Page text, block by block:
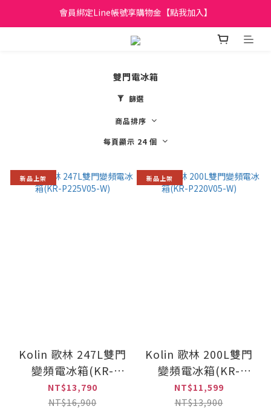
日立家電、國際牌 原廠管制價格 私訊優惠價
會員綁定Line帳號享購物金【點我加入】
全館滿299元免運
雙門電冰箱
篩選
商品排序
每頁顯示 24 個
新品上架
Kolin 歌林 247L雙門
變頻電冰箱(KR-
P225V05-W)
NT$13,790
NT$16,900
新品上架
Kolin 歌林 200L雙門
變頻電冰箱(KR-
P220V05-W)
NT$11,599
NT$13,900